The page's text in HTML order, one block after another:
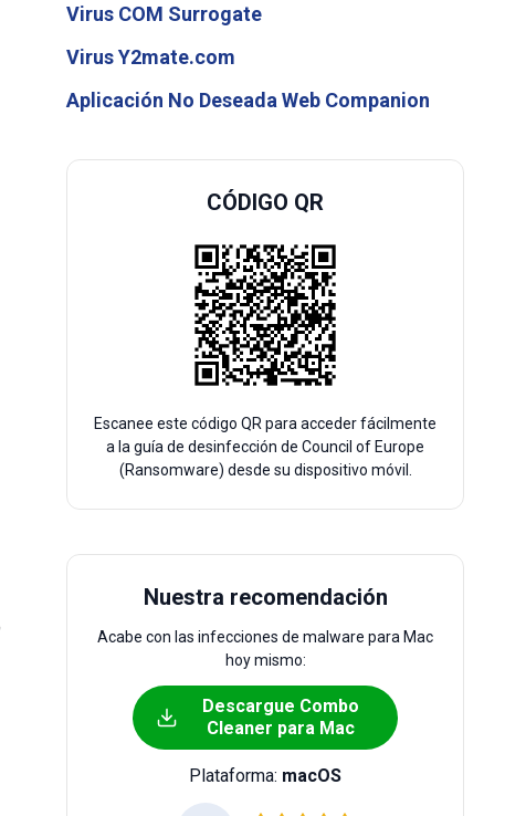
Virus COM Surrogate
Virus Y2mate.com
Aplicación No Deseada Web Companion
CÓDIGO QR
Escanee este código QR para acceder fácilmente
a la guía de desinfección de Council of Europe
(Ransomware) desde su dispositivo móvil.
Nuestra recomendación
Acabe con las infecciones de malware para Mac
hoy mismo:
Descargue Combo
Cleaner para Mac
Plataforma: macOS